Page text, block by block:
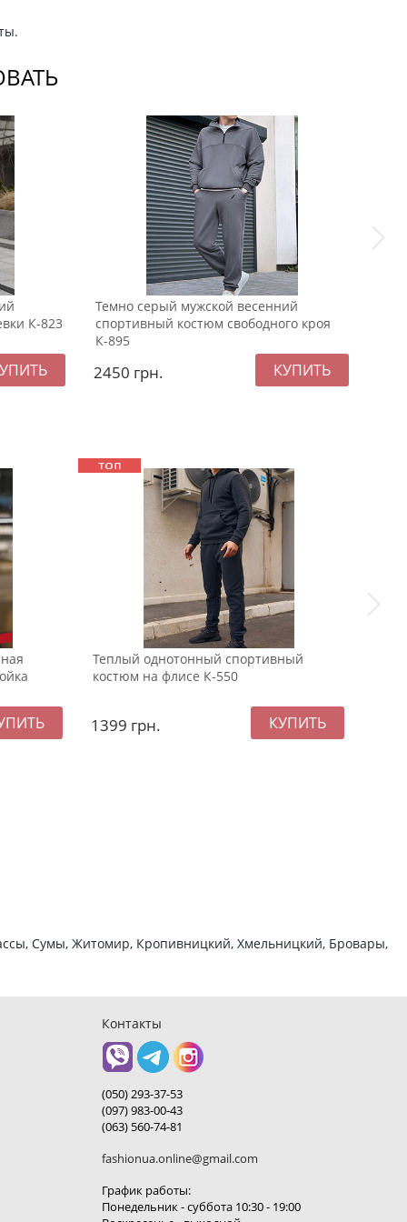
К-823
Темно серый мужской весенний
спортивный костюм свободного кроя
К-895
2450 грн.
Теплый однотонный спортивный
костюм на флисе К-550
1399 грн.
Сумы, Житомир, Кропивницкий, Хмельницкий, Бровары,
Контакты
(050) 293-37-53
(097) 983-00-43
(063) 560-74-81
fashionua.online@gmail.com
График работы:
Понедельник - суббота 10:30 - 19:00